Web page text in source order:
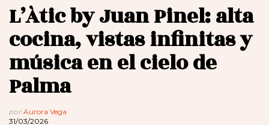
L’Àtic by Juan Pinel: alta
cocina, vistas infinitas y
música en el cielo de
Palma
por Aurora Vega
31/03/2026